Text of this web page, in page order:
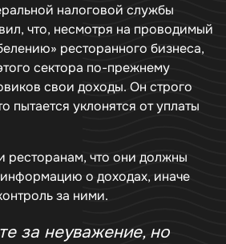
налоговой службы
что, несмотря на проводимый
ресторанного бизнеса,
сектора по-прежнему
свои доходы. Он строго
пытается уклонятся от уплаты
ресторанам, что они должны
о доходах, иначе
за ними.
за неуважение, но